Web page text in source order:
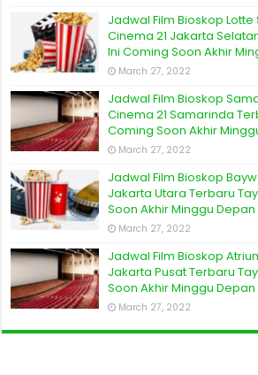
Jadwal Film Bioskop Lotte
Cinema 21 Jakarta
Ini Coming Soon Akhir
March 27, 2022
Jadwal Film Bioskop
Cinema 21 Samarinda
Coming Soon Akhir
March 27, 2022
Jadwal Film Bioskop
Jakarta Utara Terbaru
Soon Akhir Minggu Depan
March 27, 2022
Jadwal Film Bioskop
Jakarta Pusat Terbaru
Soon Akhir Minggu Depan
March 27, 2022